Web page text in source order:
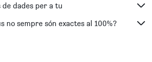
dades per a tu
no sempre són exactes al 100%?